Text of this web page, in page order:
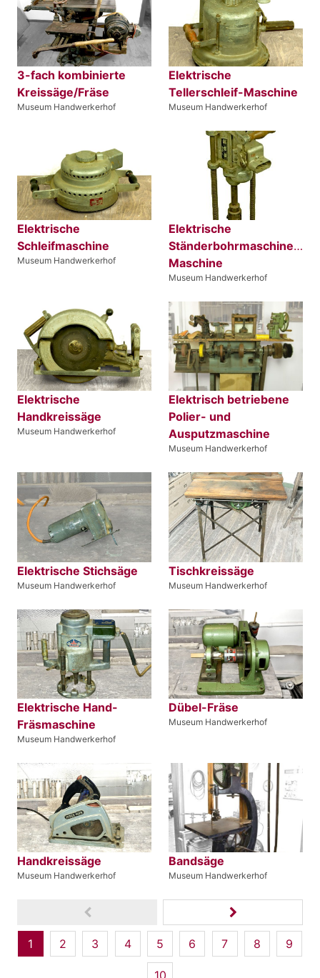
3-fach kombinierte
Kreissäge/Fräse
Museum Handwerkerhof
Elektrische
Tellerschleif-Maschine
Museum Handwerkerhof
Elektrische
Schleifmaschine
Museum Handwerkerhof
Elektrische
Ständerbohrmaschine/
Maschine
Museum Handwerkerhof
Elektrische
Handkreissäge
Museum Handwerkerhof
Elektrisch betriebene
Polier- und
Ausputzmaschine
Museum Handwerkerhof
Elektrische Stichsäge
Museum Handwerkerhof
Tischkreissäge
Museum Handwerkerhof
Elektrische Hand-
Fräsmaschine
Museum Handwerkerhof
Dübel-Fräse
Museum Handwerkerhof
Handkreissäge
Museum Handwerkerhof
Bandsäge
Museum Handwerkerhof
1 2 3 4 5 6 7 8 9